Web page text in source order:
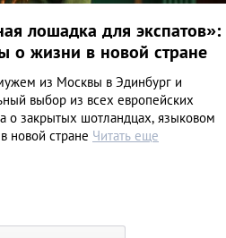
лошадка для экспатов»:
о жизни в новой стране
из Москвы в Эдинбург и
выбор из всех европейских
о закрытых шотландцах, языковом
новой стране Читать еще